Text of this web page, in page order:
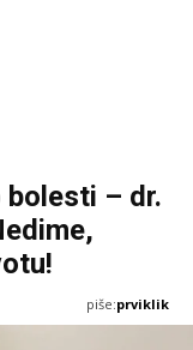
– dr.
piše:prviklik